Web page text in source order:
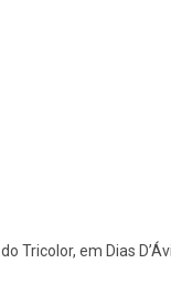
Tricolor, em Dias